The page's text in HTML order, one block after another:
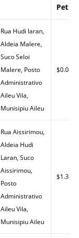
Petrol
Rua Hudi laran,
Aldeia Malere,
Suco Seloi
Malere, Posto
Administrativo
Aileu Vila,
Munisipiu Aileu
$0.00
Rua Aissirimou,
Aldeia Hudi
Laran, Suco
Aissirimou,
Posto
Administrativo
Aileu Vila,
Munisipiu Aileu
$1.30